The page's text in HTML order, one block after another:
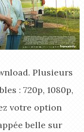
Plusieurs
: 720p, 1080p,
votre option
belle sur